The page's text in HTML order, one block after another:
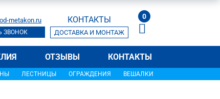
metakon.ru
ЗВОНОК
КОНТАКТЫ
ДОСТАВКА И МОНТАЖ
0
ОТЗЫВЫ КОНТАКТЫ
ЛЕСТНИЦЫ ОГРАЖДЕНИЯ ВЕШАЛКИ